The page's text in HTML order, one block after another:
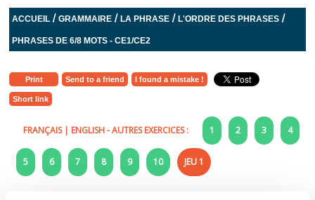
ACCUEIL /GRAMMAIRE /LA PHRASE /L'ORDRE DES PHRASES /
PHRASES DE 6/8 MOTS - CE1/CE2
Print Send to a friend I found a mistake !
Short link
FRANÇAIS| ENGLISH- AUTRES EXERCICES : 1 2 3 4
5 6 7 8 9 10 JEU 1